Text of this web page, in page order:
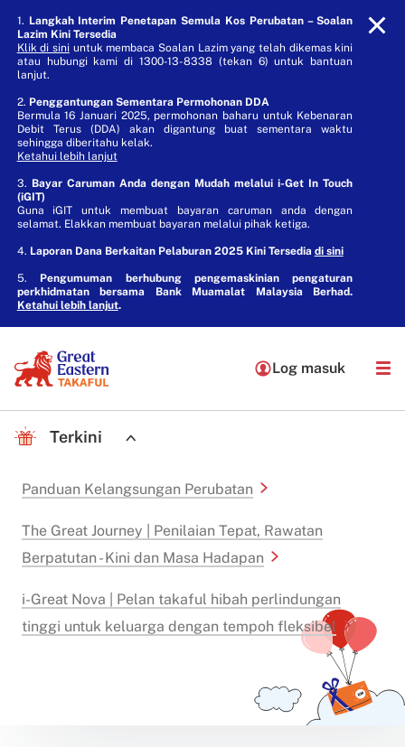
1. Langkah Interim Penetapan Semula Kos Perubatan – Soalan
Lazim Kini Tersedia
Klik di sini untuk membaca Soalan Lazim yang telah dikemas kini
atau hubungi kami di 1300-13-8338 (tekan 6) untuk bantuan
lanjut.
2. Penggantungan Sementara Permohonan DDA
Bermula 16 Januari 2025, permohonan baharu untuk Kebenaran
Debit Terus (DDA) akan digantung buat sementara waktu
sehingga diberitahu kelak.
Ketahui lebih lanjut
3. Bayar Caruman Anda dengan Mudah melalui i-Get In Touch
(iGIT)
Guna iGIT untuk membuat bayaran caruman anda dengan
selamat. Elakkan membuat bayaran melalui pihak ketiga.
4. Laporan Dana Berkaitan Pelaburan 2025 Kini Tersedia di sini
5. Pengumuman berhubung pengemaskinian pengaturan
perkhidmatan bersama Bank Muamalat Malaysia Berhad.
Ketahui lebih lanjut.
Log masuk
Terkini
Panduan Kelangsungan Perubatan
The Great Journey | Penilaian Tepat, Rawatan
Berpatutan - Kini dan Masa Hadapan
i-Great Nova | Pelan takaful hibah perlindungan
tinggi untuk keluarga dengan tempoh fleksibel